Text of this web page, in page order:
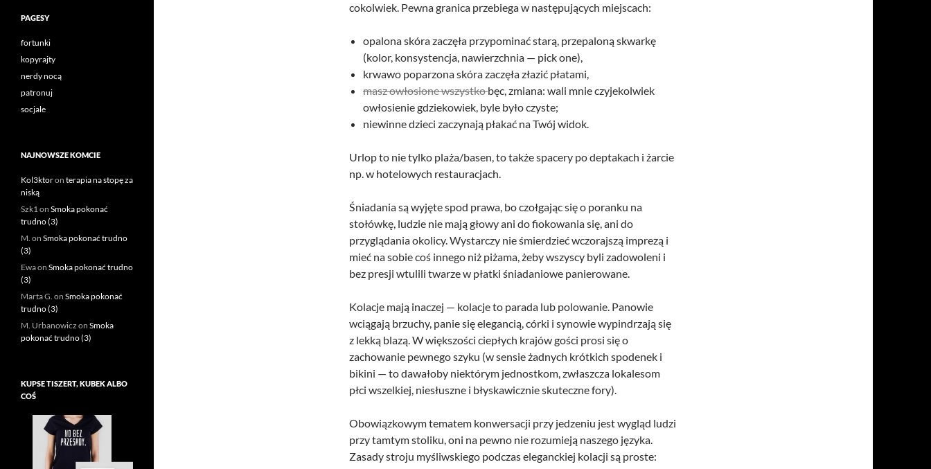
cokolwiek. Pewna granica przebiega w następujących miejscach:
opalona skóra zaczęła przypominać starą, przepaloną skwarkę
(kolor, konsystencja, nawierzchnia — pick one),
krwawo poparzona skóra zaczęła złazić płatami,
masz owłosione wszystkobęc, zmiana: wali mnie czyjekolwiek
owłosienie gdziekowiek, byle było czyste;
niewinne dzieci zaczynają płakać na Twój widok.
Urlop to nie tylko plaża/basen, to także spacery po deptakach i żarcie
np. w hotelowych restauracjach.
Śniadania są wyjęte spod prawa, bo czołgając się o poranku na
stołówkę, ludzie nie mają głowy ani do fiokowania się, ani do
przyglądania okolicy. Wystarczy nie śmierdzieć wczorajszą imprezą i
mieć na sobie coś innego niż piżama, żeby wszyscy byli zadowoleni i
bez presji wtulili twarze w płatki śniadaniowe panierowane.
Kolacje mają inaczej — kolacje to parada lub polowanie. Panowie
wciągają brzuchy, panie się elegancią, córki i synowie wypindrzają się
z lekką blazą. W większości ciepłych krajów gości prosi się o
zachowanie pewnego szyku (w sensie żadnych krótkich spodenek i
bikini — to dawałoby niektórym jednostkom, zwłaszcza lokalesom
płci wszelkiej, niesłuszne i błyskawicznie skuteczne fory).
Obowiązkowym tematem konwersacji przy jedzeniu jest wygląd ludzi
przy tamtym stoliku, oni na pewno nie rozumieją naszego języka.
Zasady stroju myśliwskiego podczas eleganckiej kolacji są proste:
PAGESY
fortunki
kopyrajty
nerdy nocą
patronuj
socjale
NAJNOWSZE KOMCIE
Kol3ktoron terapia na stopę za
niską
Szk1on Smoka pokonać
trudno (3)
M. on Smoka pokonać trudno
(3)
Ewaon Smoka pokonać trudno
(3)
Marta G. on Smoka pokonać
trudno (3)
M. Urbanowicz on Smoka
pokonać trudno (3)
KUPSE TISZERT, KUBEK ALBO
COŚ